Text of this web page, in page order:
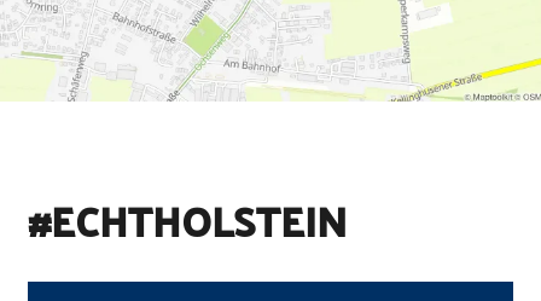
#ECHTHOLSTEIN